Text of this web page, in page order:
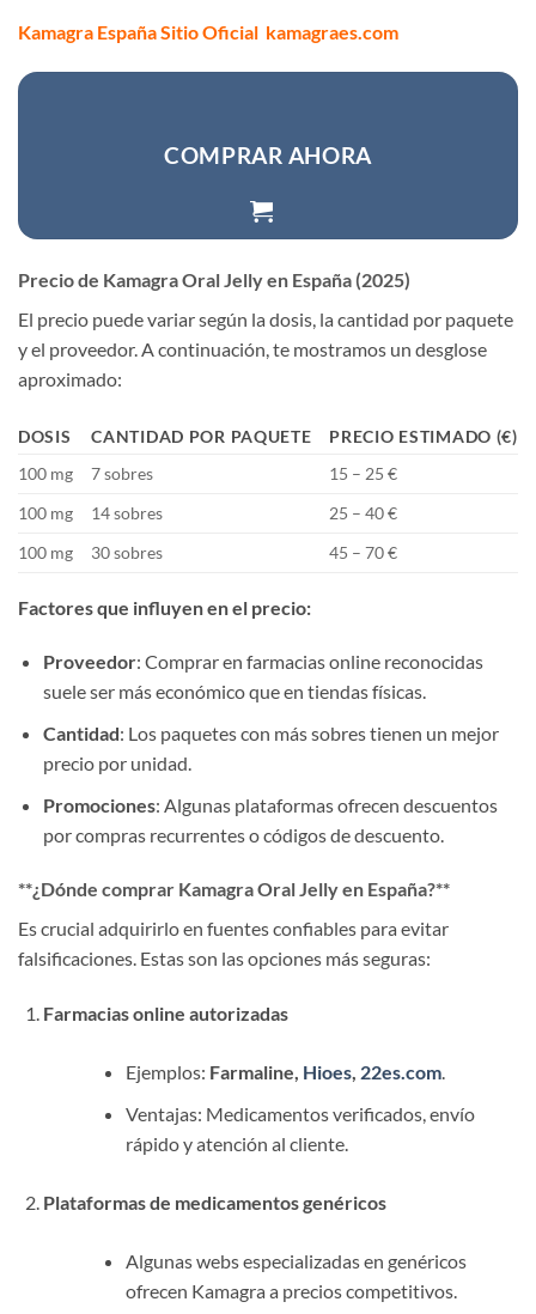
Kamagra España Sitio Oficial kamagraes.com
COMPRAR AHORA
Precio de Kamagra Oral Jelly en España (2025)​
El precio puede variar según la dosis, la cantidad por paquete
y el proveedor. A continuación, te mostramos un desglose
aproximado:
DOSIS CANTIDAD POR PAQUETE
PRECIO ESTIMADO (€)​
100 mg
7 sobres
15 – 25 €
100 mg
14 sobres
25 – 40 €
100 mg
30 sobres 45 – 70 €
Factores que influyen en el precio:​
Proveedor: Comprar en farmacias online reconocidas
suele ser más económico que en tiendas físicas.
Cantidad: Los paquetes con más sobres tienen un mejor
precio por unidad.
Promociones: Algunas plataformas ofrecen descuentos
por compras recurrentes o códigos de descuento.
​**¿Dónde comprar Kamagra Oral Jelly en España?​**​
Es crucial adquirirlo en fuentes confiables para evitar
falsificaciones. Estas son las opciones más seguras:
Farmacias online autorizadas
Ejemplos: ​ Farmaline, Hioes, 22es.com.
Ventajas: Medicamentos verificados, envío
rápido y atención al cliente.
Plataformas de medicamentos genéricos
Algunas webs especializadas en genéricos
ofrecen Kamagra a precios competitivos.